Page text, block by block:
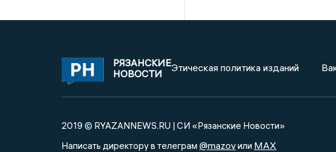
РЯЗАНСКИЕ
НОВОСТИ
Этическая политика изданий
2019 © RYAZANNEWS.RU | СИ «Рязанские Новости»
Написать директору в телеграм @mazovили MAX